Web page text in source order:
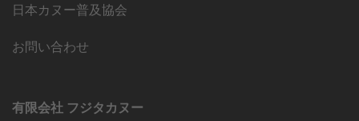
日本カヌー普及協会
お問い合わせ
有限会社 フジタカヌー